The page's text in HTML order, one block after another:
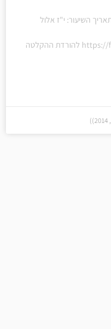
השיעור: י"ז אלול
https://files.hakotel.org.il/shiurim/24290.mp3 להורדת ההקלטה